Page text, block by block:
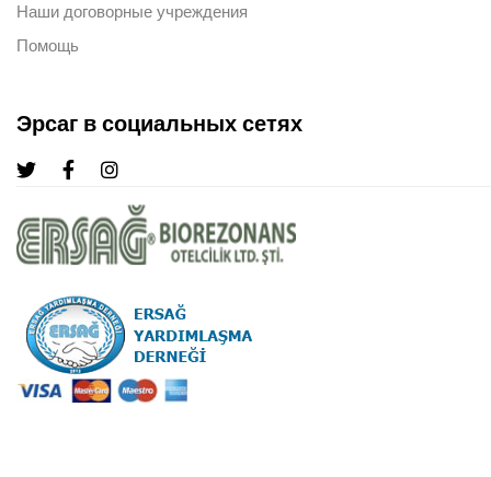
Наши договорные учреждения
Помощь
Эрсаг в социальных сетях